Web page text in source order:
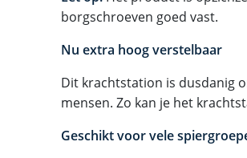
borgschroeven goed vast.
Nu extra hoog verstelbaar
Dit krachtstation is dusdanig
mensen. Zo kan je het
Geschikt voor vele